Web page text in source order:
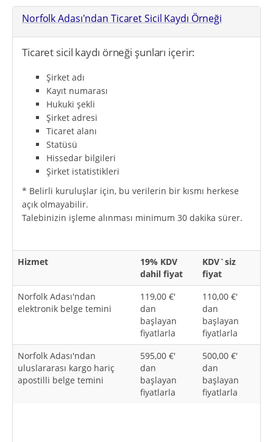
Norfolk Adası'ndan Ticaret Sicil Kaydı Örneği
Ticaret sicil kaydı örneği şunları içerir:
Şirket adı
Kayıt numarası
Hukuki şekli
Şirket adresi
Ticaret alanı
Statüsü
Hissedar bilgileri
Şirket istatistikleri
* Belirli kuruluşlar için, bu verilerin bir kısmı herkese
açık olmayabilir.
Talebinizin işleme alınması minimum 30 dakika sürer.
Hizmet
19% KDV
dahil fiyat
KDV`siz
fiyat
Norfolk Adası'ndan
elektronik belge temini
119,00 €'
dan
başlayan
fiyatlarla
110,00 €'
dan
başlayan
fiyatlarla
Norfolk Adası'ndan
uluslararası kargo hariç
apostilli belge temini
595,00 €'
dan
başlayan
fiyatlarla
500,00 €'
dan
başlayan
fiyatlarla